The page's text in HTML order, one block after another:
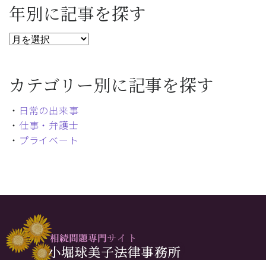
年別に記事を探す
カテゴリー別に記事を探す
・ 日常の出来事
・ 仕事・弁護士
・ プライベート